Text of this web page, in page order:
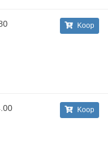
Koop
Koop